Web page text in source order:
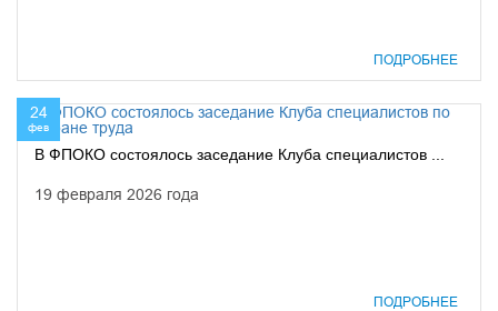
ПОДРОБНЕЕ
24
фев
В ФПОКО состоялось заседание Клуба специалистов ...
19 февраля 2026 года
ПОДРОБНЕЕ